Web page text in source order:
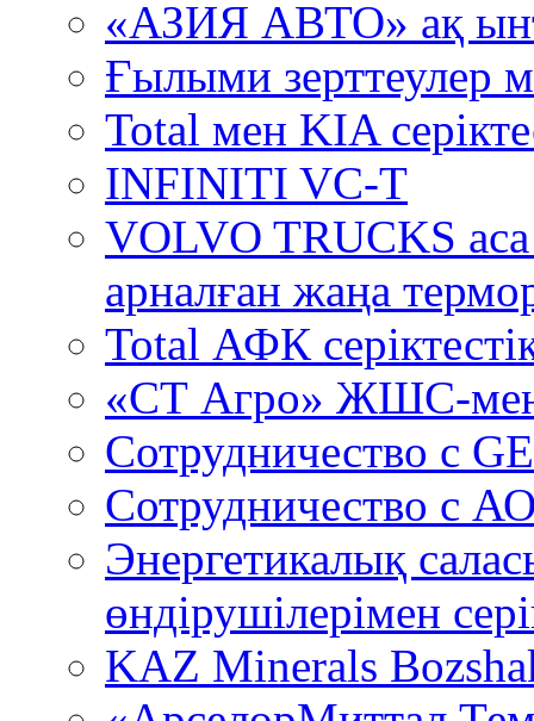
«АЗИЯ АВТО» ақ
Ғылыми зерттеулер
Total мен KIA
INFINITI VC-T
VOLVO TRUCKS
арналған жаңа
Total АФК
«СТ Агро» ЖШС-
Сотрудничество c
Сотрудничество с
Энергетикалық
өндірушілерімен
KAZ Minerals